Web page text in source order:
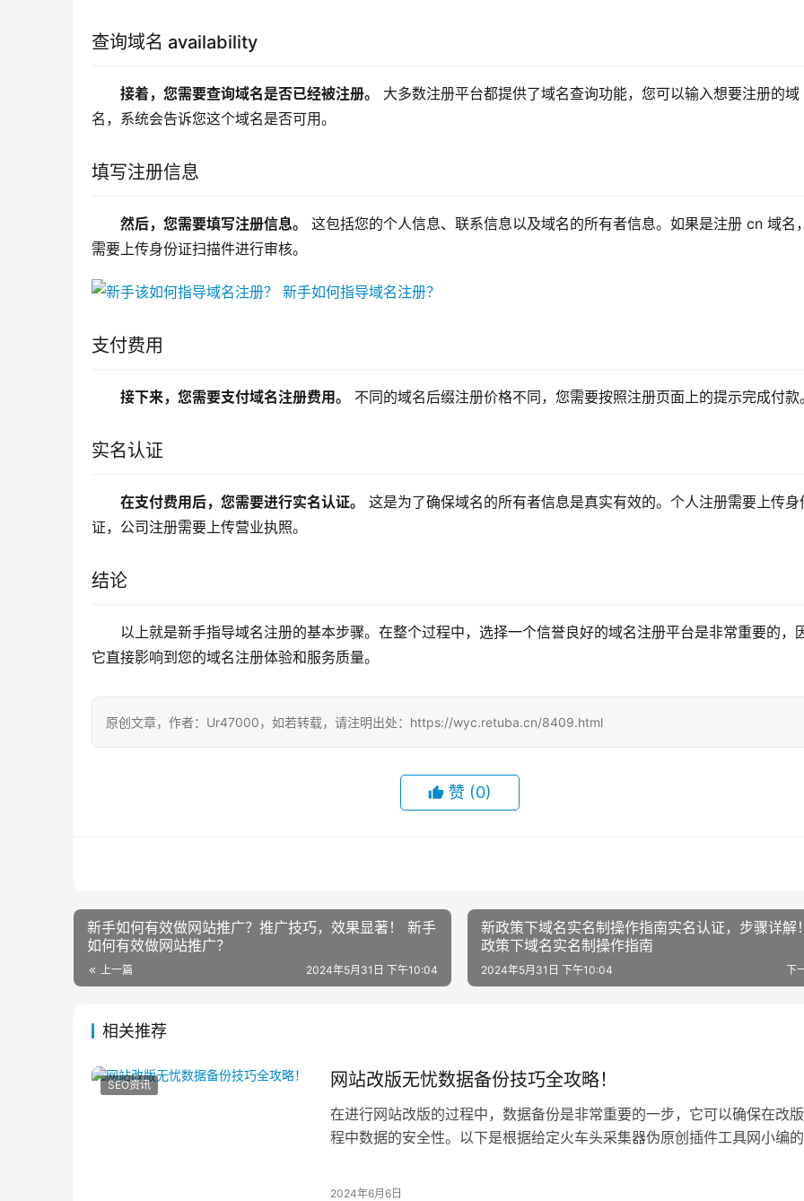
查询域名 availability
接着，您需要查询域名是否已经被注册。
大多数注册平台都提供了域名查询功能，您可以输入想要注册的域
名，系统会告诉您这个域名是否可用。
填写注册信息
然后，您需要填写注册信息。
这包括您的个人信息、联系信息以及域名的所有者信息。如果是注册 cn 域名
需要上传身份证扫描件进行审核。
支付费用
接下来，您需要支付域名注册费用。 不同的域名后缀注册价格不同，您需要按照注册页面上的提示完成付款
实名认证
在支付费用后，您需要进行实名认证。
这是为了确保域名的所有者信息是真实有效的。个人注册需要上传身
证，公司注册需要上传营业执照。
结论
以上就是新手指导域名注册的基本步骤。在整个过程中，选择一个信誉良好的域名注册平台是非常重要的，
它直接影响到您的域名注册体验和服务质量。
原创文章，作者：Ur47000，如若转载，请注明出处：https://wyc.retuba.cn/8409.html
赞 (0)
新手如何有效做网站推广？推广技巧，效果显著！ 新手
如何有效做网站推广？
上一篇 2024年5月31日 下午10:04
新政策下域名实名制操作指南实名认证，步骤详解
政策下域名实名制操作指南
下
2024年5月31日 下午10:04
相关推荐
SEO资讯 网站改版无忧数据备份技巧全攻略！
在进行网站改版的过程中，数据备份是非常重要的一步，它可以确保在改
程中数据的安全性。以下是根据给定火车头采集器伪原创插件工具网小编
2024年6月6日